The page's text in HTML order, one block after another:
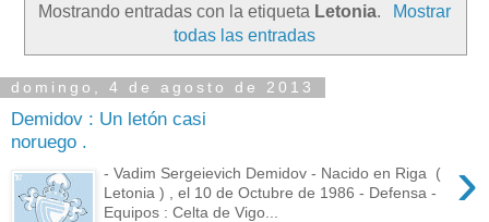
Mostrando entradas con la etiqueta Letonia.
Mostrar
todas las entradas
domingo, 4 de agosto de 2013
Demidov : Un letón casi
noruego .
›
- Vadim Sergeievich Demidov - Nacido en Riga (
Letonia ) , el 10 de Octubre de 1986 - Defensa -
Equipos : Celta de Vigo...